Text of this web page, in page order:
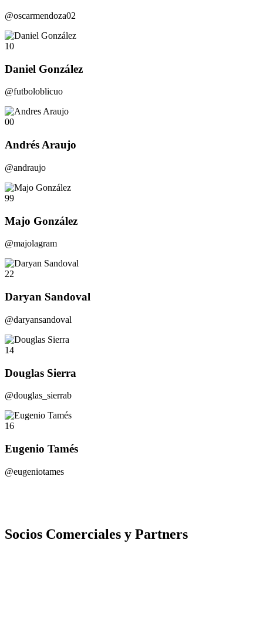
@oscarmendoza02
10
Daniel González
@futboloblicuo
00
Andrés Araujo
@andraujo
99
Majo González
@majolagram
22
Daryan Sandoval
@daryansandoval
14
Douglas Sierra
@douglas_sierrab
16
Eugenio Tamés
@eugeniotames
Socios Comerciales y Partners